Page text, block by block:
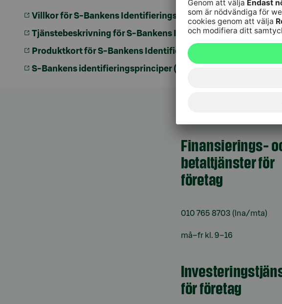
Villkor för S-Bankens Identifieringstjänst (PDF) (på finska)
Tjänstebeskrivning för S-Bankens Identifieringstjänst OIDC
Produktkort för S-Bankens Identifieringstjänst (PDF)
S-Bankens identifieringsprinciper (PDF)
Finansierings-
betaltjänster för
företag
010 765 8703 (lna/mta)
må–fr kl. 9–16
för företag